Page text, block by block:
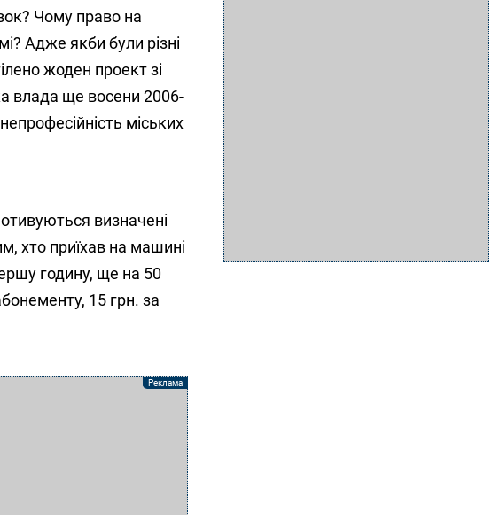
Чому право на
Адже якби були різні
жоден проект зі
влада ще восени 2006-
міських
визначені
хто приїхав на машині
годину, ще на 50
15 грн. за